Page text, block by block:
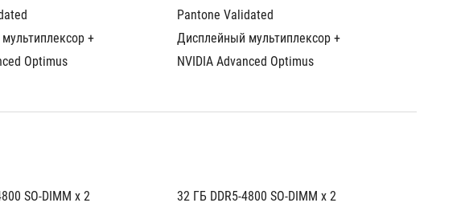
+
Optimus
Pantone Validated
Дисплейный мультиплексор +
NVIDIA Advanced Optimus
SO-DIMM x 2
32 ГБ DDR5-4800 SO-DIMM x 2